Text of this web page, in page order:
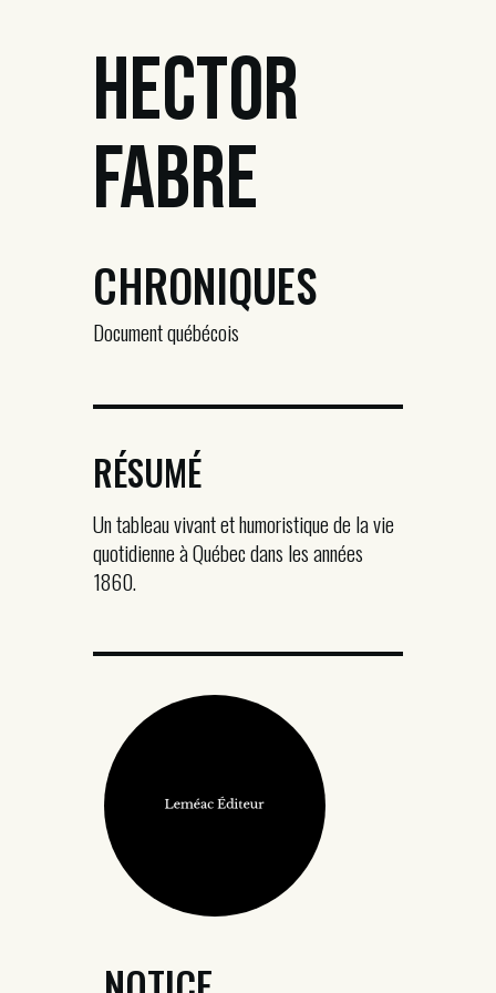
Hector
Fabre
CHRONIQUES
Document québécois
RÉSUMÉ
Un tableau vivant et humoristique de la vie
quotidienne à Québec dans les années
1860.